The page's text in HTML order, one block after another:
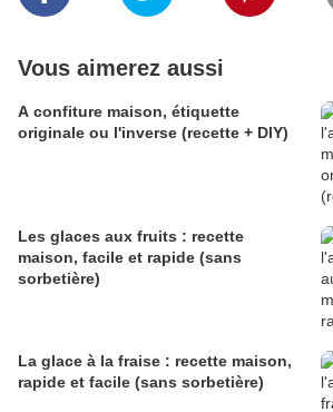
Vous aimerez aussi
A confiture maison, étiquette
originale ou l'inverse (recette + DIY)
Les glaces aux fruits : recette
maison, facile et rapide (sans
sorbetière)
La glace à la fraise : recette maison,
rapide et facile (sans sorbetière)